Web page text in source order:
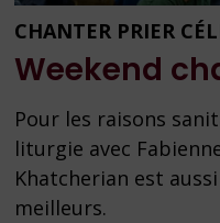
CHANTER PRIER
Weekend
Pour les raisons
liturgie avec
Khatcherian est
meilleurs.